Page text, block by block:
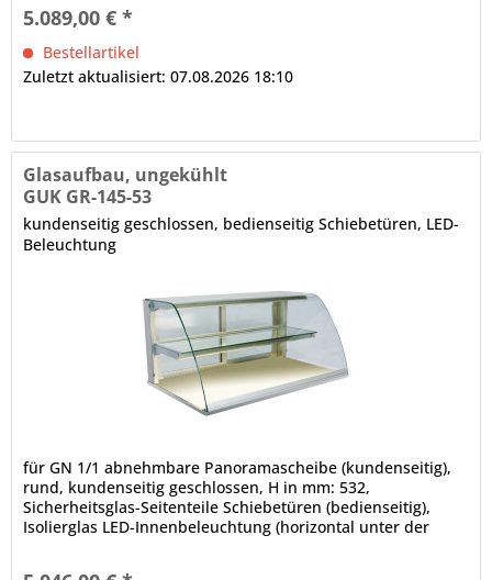
elektrische Verkabelung, im Rundrohr nach unten...
5.089,00 € *
Bestellartikel
Zuletzt aktualisiert: 07.08.2026 18:10
Glasaufbau, ungekühlt
GUK GR-145-53
kundenseitig geschlossen, bedienseitig Schiebetüren, LED-
Beleuchtung
für GN 1/1 abnehmbare Panoramascheibe (kundenseitig),
rund, kundenseitig geschlossen, H in mm: 532,
Sicherheitsglas-Seitenteile Schiebetüren (bedienseitig),
Isolierglas LED-Innenbeleuchtung (horizontal unter der